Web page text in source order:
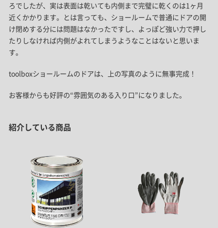
ろでしたが、実は表面は乾いても内側まで完璧に乾くのは1ヶ月
近くかかります。とは言っても、ショールームで普通にドアの開
け閉めする分には問題はなかったですし、よっぽど強い力で押し
たりしなければ内側がよれてしまうようなことはないと思いま
す。
toolboxショールームのドアは、上の写真のように無事完成！
お客様からも好評の“雰囲気のある入り口”になりました。
紹介している商品